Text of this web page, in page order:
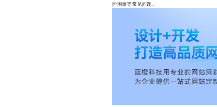
护困难等常见问题。